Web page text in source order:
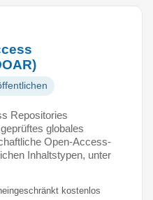
Repositories
globales
Open-Access-
Inhaltstypen, unter
kostenlos